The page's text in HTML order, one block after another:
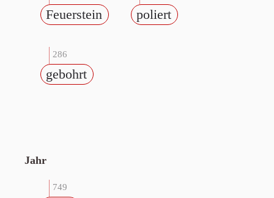
Feuerstein poliert
286
gebohrt
Jahr
749